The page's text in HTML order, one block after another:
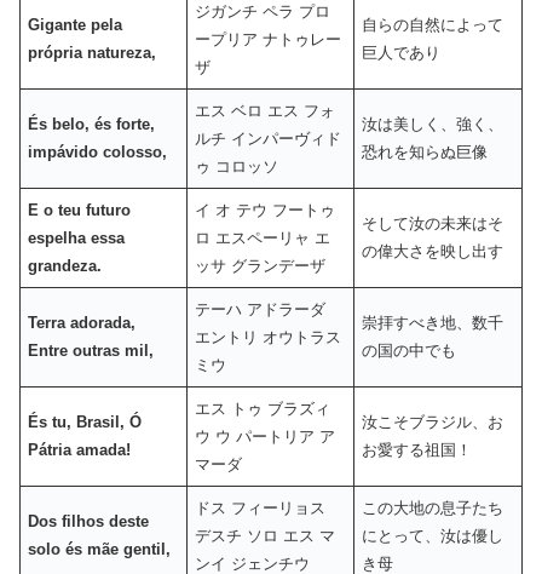
Gigante pela
própria natureza,
ジガンチ ペラ プロ
ープリア ナトゥレー
ザ
自らの自然によって
巨人であり
És belo, és forte,
impávido colosso,
エス ベロ エス フォ
ルチ インパーヴィド
ゥ コロッソ
汝は美しく、強く、
恐れを知らぬ巨像
E o teu futuro
espelha essa
grandeza.
イ オ テウ フートゥ
ロ エスペーリャ エ
ッサ グランデーザ
そして汝の未来はそ
の偉大さを映し出す
Terra adorada,
Entre outras mil,
テーハ アドラーダ
エントリ オウトラス
ミウ
崇拝すべき地、数千
の国の中でも
És tu, Brasil, Ó
Pátria amada!
エス トゥ ブラズィ
ウ ウ パートリア ア
マーダ
汝こそブラジル、お
お愛する祖国！
Dos filhos deste
solo és mãe gentil,
ドス フィーリョス
デスチ ソロ エス マ
ンイ ジェンチウ
この大地の息子たち
にとって、汝は優し
き母